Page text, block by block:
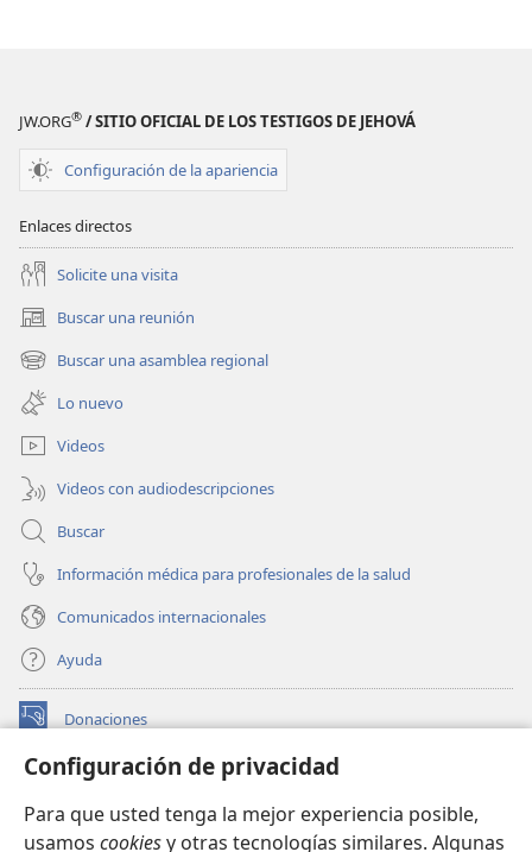
Configuración de privacidad
Para que usted tenga la mejor experiencia posible,
usamos cookiesy otras tecnologías similares. Algunas
JW.ORG® / SITIO OFICIAL DE LOS TESTIGOS DE JEHOVÁ
Configuración de la apariencia
Enlaces directos
Solicite una visita
Buscar una reunión
(abre
una
nueva
ventana)
Buscar una asamblea regional
(abre
una
nueva
ventana)
Lo nuevo
Videos
Videos con audiodescripciones
Buscar
Información médica para profesionales de la salud
Comunicados internacionales
Ayuda
Donaciones
(abre
nueva BIBLIOTECA EN LÍNEA Watchtower™
una
nuevaJW Hub